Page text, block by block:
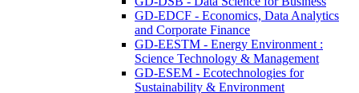
GD-EDCF - Economics, Data Analytics
and Corporate Finance
GD-EESTM - Energy Environment :
Science Technology & Management
GD-ESEM - Ecotechnologies for
Sustainability & Environment